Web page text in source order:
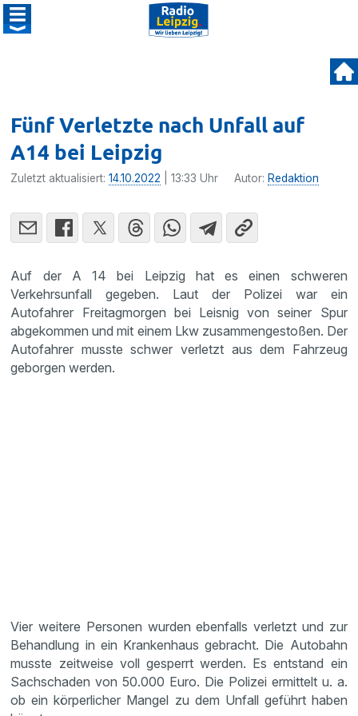
Fünf Verletzte nach Unfall auf
A14 bei Leipzig
Zuletzt aktualisiert:14.10.2022 | 13:33 Uhr Autor: Redaktion
Auf der A 14 bei Leipzig hat es einen schweren
Verkehrsunfall gegeben. Laut der Polizei war ein
Autofahrer Freitagmorgen bei Leisnig von seiner Spur
abgekommen und mit einem Lkw zusammengestoßen. Der
Autofahrer musste schwer verletzt aus dem Fahrzeug
geborgen werden.
Vier weitere Personen wurden ebenfalls verletzt und zur
Behandlung in ein Krankenhaus gebracht. Die Autobahn
musste zeitweise voll gesperrt werden. Es entstand ein
Sachschaden von 50.000 Euro. Die Polizei ermittelt u. a.
ob ein körperlicher Mangel zu dem Unfall geführt haben